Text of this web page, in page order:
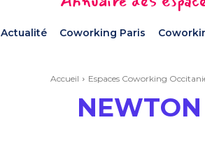
Actualité Coworking Paris
Accueil Espaces Coworking